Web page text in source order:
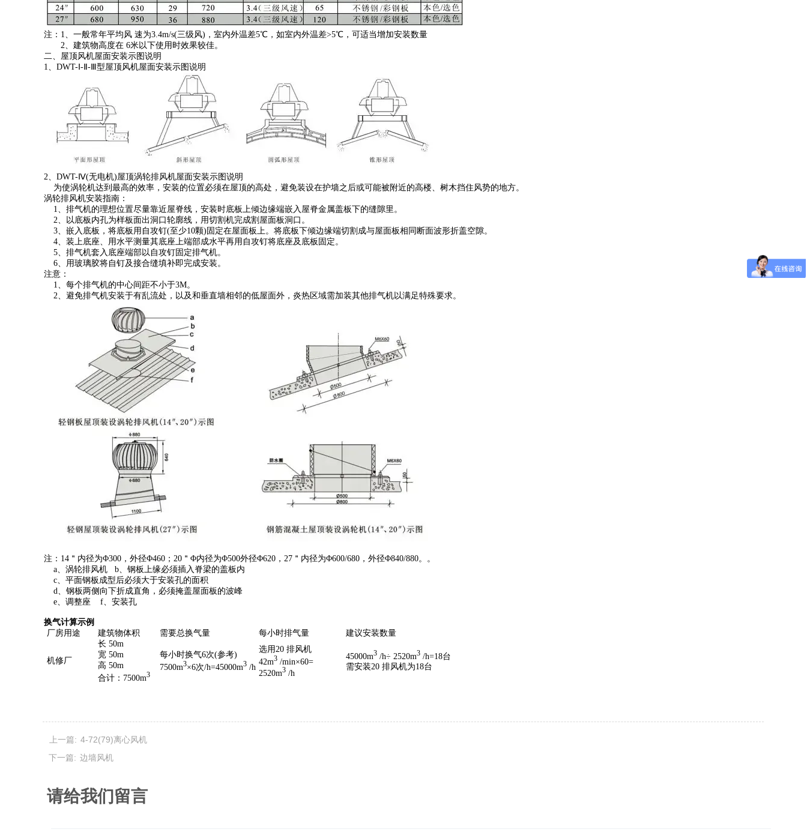
注：1、一般常年平均风 速为3.4m/s(三级风)，室内外温差5℃，如室内外温差>5℃，可适当增加安装数量
2、建筑物高度在 6米以下使用时效果较佳。
二、屋顶风机屋面安装示图说明
1、DWT-Ⅰ-Ⅱ-Ⅲ型屋顶风机屋面安装示图说明
2、DWT-Ⅳ(无电机)屋顶涡轮排风机屋面安装示图说明
为使涡轮机达到最高的效率，安装的位置必须在屋顶的高处，避免装设在护墙之后或可能被附近的高楼、树木挡住风势的地方。
涡轮排风机安装指南：
1、排气机的理想位置尽量靠近屋脊线，安装时底板上倾边缘端嵌入屋脊金属盖板下的缝隙里。
2、以底板内孔为样板面出洞口轮廓线，用切割机完成割屋面板洞口。
3、嵌入底板，将底板用自攻钉(至少10颗)固定在屋面板上。将底板下倾边缘端切割成与屋面板相同断面波形折盖空隙。
4、装上底座、用水平测量其底座上端部成水平再用自攻钉将底座及底板固定。
5、排气机套入底座端部以自攻钉固定排气机。
6、用玻璃胶将自钉及接合缝填补即完成安装。
注意：
1、每个排气机的中心间距不小于3M。
2、避免排气机安装于有乱流处，以及和垂直墙相邻的低屋面外，炎热区域需加装其他排气机以满足特殊要求。
注：14＂内径为Φ300，外径Φ460；20＂Φ内径为Φ500外径Φ620，27＂内径为Φ600/680，外径Φ840/880。。
a、涡轮排风机 b、钢板上缘必须插入脊梁的盖板内
c、平面钢板成型后必须大于安装孔的面积
d、钢板两侧向下折成直角，必须掩盖屋面板的波峰
e、调整座 f、安装孔
换气计算示例
厂房用途
建筑物体积 需要总换气量 每小时排气量 建议安装数量
机修厂
长 50m
宽 50m
高 50m
合计：7500m3
每小时换气6次(参考)
7500m3×6次/h=45000m3 /h
选用20 排风机
42m3 /min×60=
2520m3 /h
45000m3 /h÷ 2520m3 /h=18台
需安装20 排风机为18台
上一篇: 4-72(79)离心风机
下一篇: 边墙风机
请给我们留言